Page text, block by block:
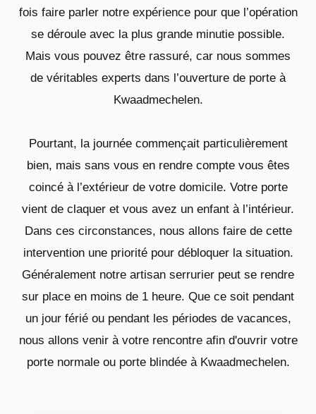
fois faire parler notre expérience pour que l’opération
se déroule avec la plus grande minutie possible.
Mais vous pouvez être rassuré, car nous sommes
de véritables experts dans l’ouverture de porte à
Kwaadmechelen.
Pourtant, la journée commençait particulièrement
bien, mais sans vous en rendre compte vous êtes
coincé à l’extérieur de votre domicile. Votre porte
vient de claquer et vous avez un enfant à l’intérieur.
Dans ces circonstances, nous allons faire de cette
intervention une priorité pour débloquer la situation.
Généralement notre artisan serrurier peut se rendre
sur place en moins de 1 heure. Que ce soit pendant
un jour férié ou pendant les périodes de vacances,
nous allons venir à votre rencontre afin d'ouvrir votre
porte normale ou porte blindée à Kwaadmechelen.